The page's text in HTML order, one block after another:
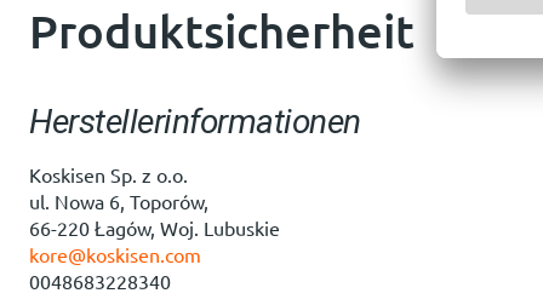
Produktsicherheit
Herstellerinformationen
Koskisen Sp. z o.o.
ul. Nowa 6, Toporów,
66-220 Łagów, Woj. Lubuskie
kore@koskisen.com
0048683228340